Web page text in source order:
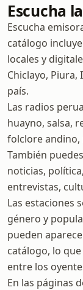
Escucha
Escucha
catálogo
locales y
Chiclayo,
país.
Las radios
huayno, salsa,
folclore andino,
También
noticias,
entrevistas,
Las estaciones
género y
pueden
catálogo, lo
entre los
En las páginas